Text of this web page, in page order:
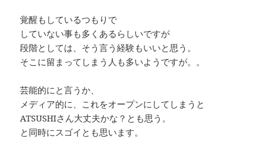
覚醒もしているつもりで
していない事も多くあるらしいですが
段階としては、そう言う経験もいいと思う。
そこに留まってしまう人も多いようですが。。
芸能的にと言うか、
メディア的に、これをオープンにしてしまうと
ATSUSHIさん大丈夫かな？とも思う。
と同時にスゴイとも思います。